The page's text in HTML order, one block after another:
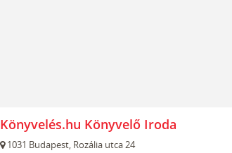
Könyvelés.hu Könyvelő Iroda
1031 Budapest, Rozália utca 24